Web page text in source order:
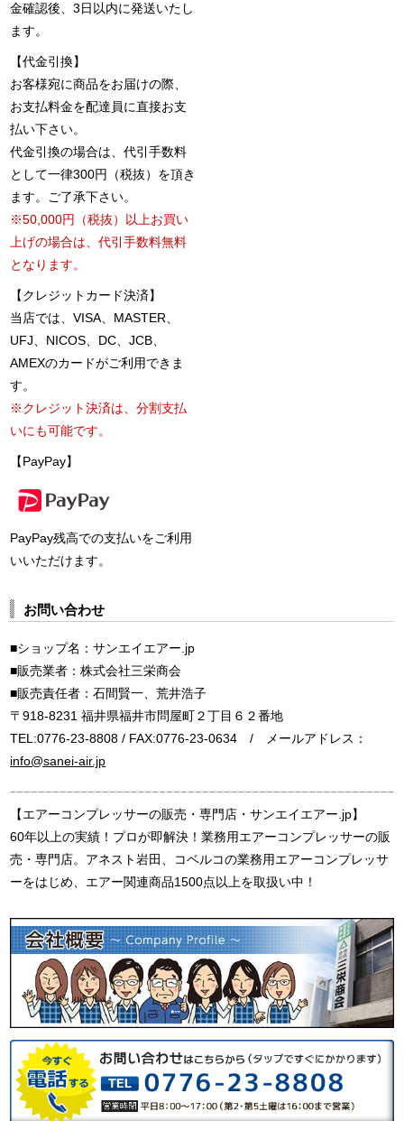
金確認後、3日以内に発送いたし
ます。
【代金引換】
お客様宛に商品をお届けの際、
お支払料金を配達員に直接お支
払い下さい。
代金引換の場合は、代引手数料
として一律300円（税抜）を頂き
ます。ご了承下さい。
※50,000円（税抜）以上お買い
上げの場合は、代引手数料無料
となります。
【クレジットカード決済】
当店では、VISA、MASTER、
UFJ、NICOS、DC、JCB、
AMEXのカードがご利用できま
す。
※クレジット決済は、分割支払
いにも可能です。
【PayPay】
PayPay残高での支払いをご利用
いいただけます。
お問い合わせ
■ショップ名：サンエイエアー.jp
■販売業者：株式会社三栄商会
■販売責任者：石間賢一、荒井浩子
〒918-8231 福井県福井市問屋町２丁目６２番地
TEL:0776-23-8808 / FAX:0776-23-0634 / メールアドレス：
info@sanei-air.jp
【エアーコンプレッサーの販売・専門店・サンエイエアー.jp】
60年以上の実績！プロが即解決！業務用エアーコンプレッサーの販
売・専門店。アネスト岩田、コベルコの業務用エアーコンプレッサ
ーをはじめ、エアー関連商品1500点以上を取扱い中！